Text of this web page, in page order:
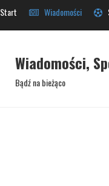
Start Wiadomości
Wiadomości,
Bądź na bieżąco